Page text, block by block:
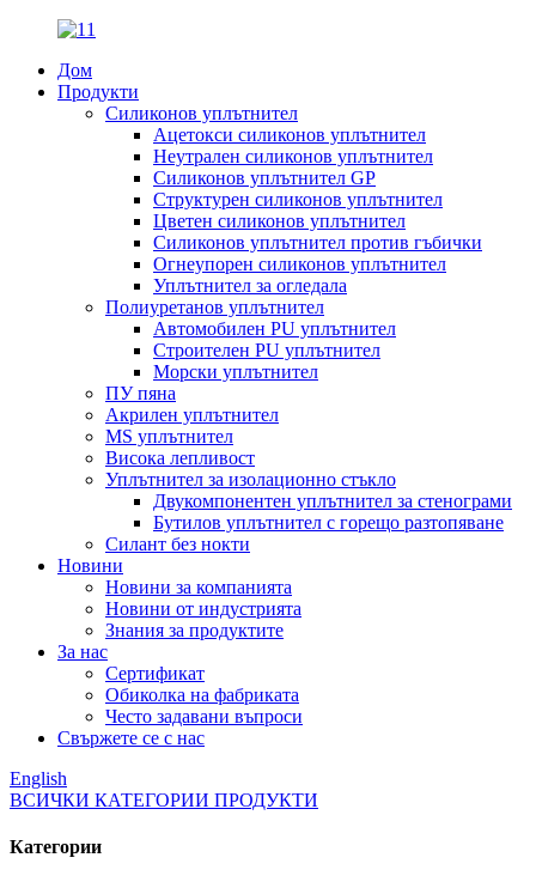
Дом
Продукти
Силиконов уплътнител
Ацетокси силиконов уплътнител
Неутрален силиконов уплътнител
Силиконов уплътнител GP
Структурен силиконов уплътнител
Цветен силиконов уплътнител
Силиконов уплътнител против гъбички
Огнеупорен силиконов уплътнител
Уплътнител за огледала
Полиуретанов уплътнител
Автомобилен PU уплътнител
Строителен PU уплътнител
Морски уплътнител
ПУ пяна
Акрилен уплътнител
MS уплътнител
Висока лепливост
Уплътнител за изолационно стъкло
Двукомпонентен уплътнител за стенограми
Бутилов уплътнител с горещо разтопяване
Силант без нокти
Новини
Новини за компанията
Новини от индустрията
Знания за продуктите
За нас
Сертификат
Обиколка на фабриката
Често задавани въпроси
Свържете се с нас
English
ВСИЧКИ КАТЕГОРИИ ПРОДУКТИ
Категории